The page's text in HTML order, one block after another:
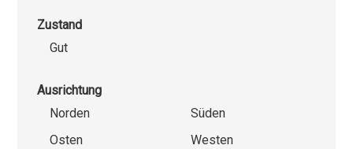
Zustand
Gut
Ausrichtung
Norden
Süden
Osten
Westen